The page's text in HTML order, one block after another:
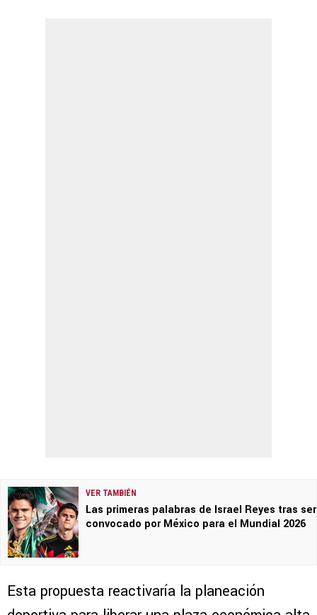
VER TAMBIÉN
Las primeras palabras de Israel Reyes tras ser
convocado por México para el Mundial 2026
Esta propuesta reactivaría la planeación